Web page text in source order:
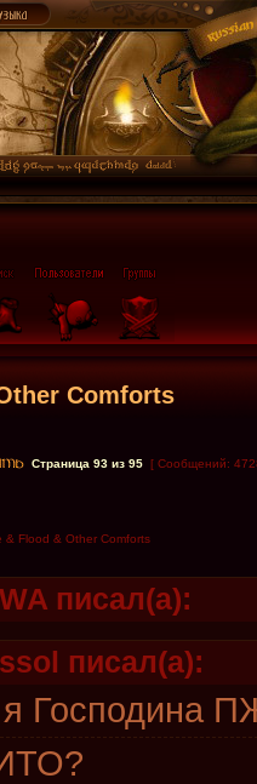
Comforts
Страница 93 из 95 [ Сообщений:
& Flood & Other Comforts
писал(а):
писал(а):
Господина